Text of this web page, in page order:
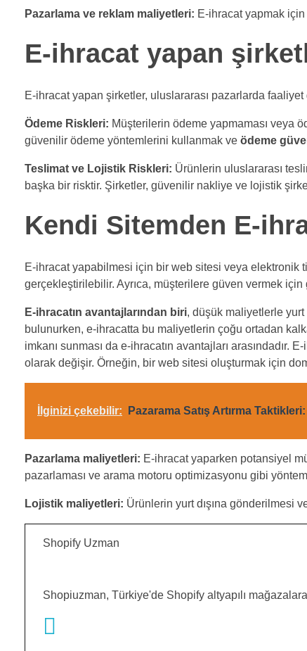
Pazarlama ve reklam maliyetleri: E-ihracat yapmak
E-ihracat yapan
E-ihracat yapan şirketler, uluslararası pazarlarda
Ödeme Riskleri: Müşterilerin ödeme yapmaması veya
güvenilir ödeme yöntemlerini kullanmak ve ödeme
Teslimat ve Lojistik Riskleri: Ürünlerin uluslararası
başka bir risktir. Şirketler, güvenilir nakliye ve lojistik
Kendi Sitemden E-
E-ihracat yapabilmesi için bir web sitesi veya elektronik
gerçekleştirilebilir. Ayrıca, müşterilere güven vermek
E-ihracatın avantajlarından biri, düşük maliyetlerle yurt
bulunurken, e-ihracatta bu maliyetlerin çoğu ortadan
imkanı sunması da e-ihracatın avantajları
olarak değişir. Örneğin, bir web sitesi oluşturmak için
İlginizi çekebilir: Pazarama Satış Artırma
Pazarlama maliyetleri: E-ihracat yaparken potansiyel
pazarlaması ve arama motoru optimizasyonu gibi
Lojistik maliyetleri: Ürünlerin yurt dışına gönderilmesi
Shopify Uzman
Shopiuzman, Türkiye'de Shopify altyapılı